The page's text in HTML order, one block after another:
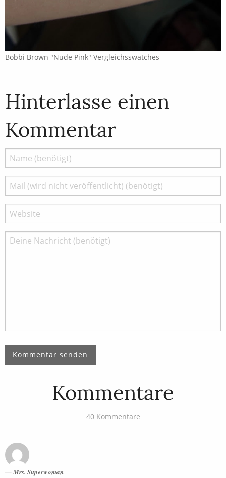
Bobbi Brown "Nude Pink" Vergleichsswatches
Hinterlasse einen
Kommentar
Kommentare
40 Kommentare
Mrs. Superwoman